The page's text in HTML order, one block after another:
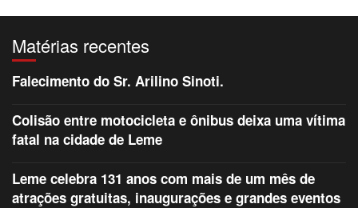
Matérias recentes
Falecimento do Sr. Arilino Sinoti.
Colisão entre motocicleta e ônibus deixa uma vítima
fatal na cidade de Leme
Leme celebra 131 anos com mais de um mês de
atrações gratuitas, inaugurações e grandes eventos